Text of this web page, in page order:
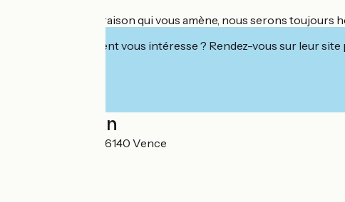
Quelle que soit la raison qui vous amène, nous serons
Cet établissement vous intéresse ? Rendez-vous sur leur
Localisation
79 av des Poilus 06140 Vence